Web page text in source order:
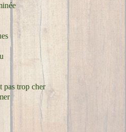
pas trop cher